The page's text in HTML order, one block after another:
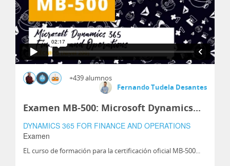
+439 alumnos
Fernando Tudela Desantes
Examen MB-500: Microsoft Dynamics...
DYNAMICS 365 FOR FINANCE AND OPERATIONS
Examen
EL curso de formación para la certificación oficial MB-500...